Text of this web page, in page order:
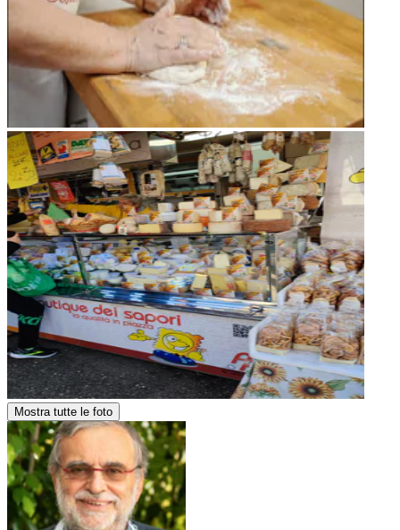
Mostra tutte le foto